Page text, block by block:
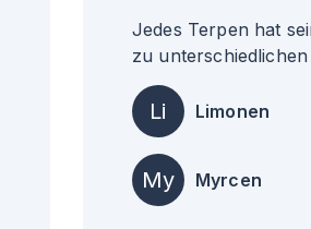
Jedes Terpen hat
zu
Li Limonen
My Myrcen